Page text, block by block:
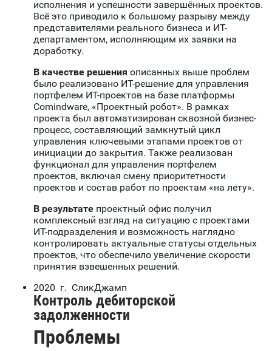
исполнения и успешности завершённых проектов.
Всё это приводило к большому разрыву между
представителями реального бизнеса и ИТ-
департаментом, исполняющим их заявки на
доработку.
В качестве решения описанных выше проблем
было реализовано ИТ-решение для управления
портфелем ИТ-проектов на базе платформы
Comindware, «Проектный робот». В рамках
проекта был автоматизирован сквозной бизнес-
процесс, составляющий замкнутый цикл
управления ключевыми этапами проектов от
инициации до закрытия. Также реализован
функционал для управления портфелем
проектов, включая смену приоритетности
проектов и состав работ по проектам «на лету».
В результате проектный офис получил
комплексный взгляд на ситуацию с проектами
ИТ-подразделения и возможность наглядно
контролировать актуальные статусы отдельных
проектов, что обеспечило увеличение скорости
принятия взвешенных решений.
2020 г. СликДжамп
Контроль дебиторской
задолженности
Проблемы